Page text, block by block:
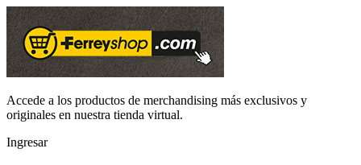
Accede a los productos de merchandising más exclusivos y
originales en nuestra tienda virtual.
Ingresar